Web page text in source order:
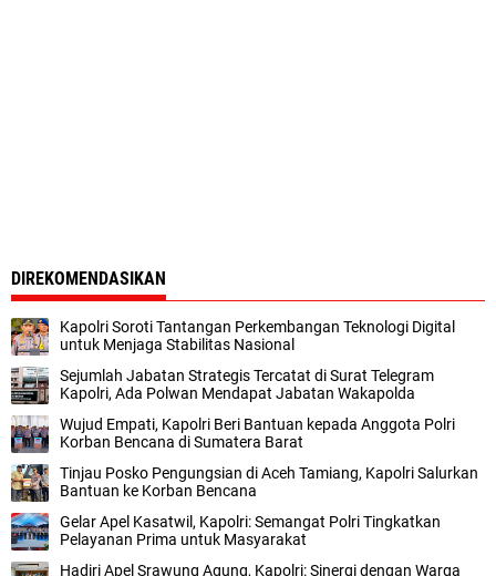
DIREKOMENDASIKAN
Kapolri Soroti Tantangan Perkembangan Teknologi Digital
untuk Menjaga Stabilitas Nasional
Sejumlah Jabatan Strategis Tercatat di Surat Telegram
Kapolri, Ada Polwan Mendapat Jabatan Wakapolda
Wujud Empati, Kapolri Beri Bantuan kepada Anggota Polri
Korban Bencana di Sumatera Barat
Tinjau Posko Pengungsian di Aceh Tamiang, Kapolri Salurkan
Bantuan ke Korban Bencana
Gelar Apel Kasatwil, Kapolri: Semangat Polri Tingkatkan
Pelayanan Prima untuk Masyarakat
Hadiri Apel Srawung Agung, Kapolri: Sinergi dengan Warga